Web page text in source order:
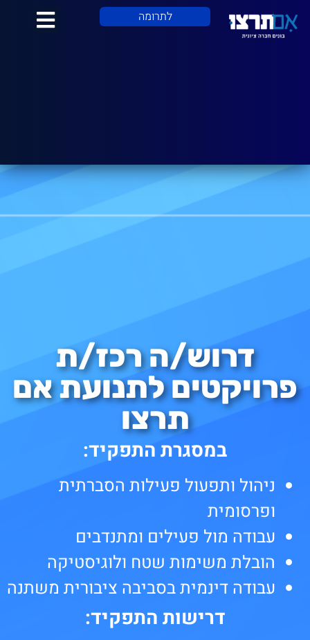
לתרומה
דרוש/ה רכז/ת
פרויקטים לתנועת אם
תרצו
במסגרת התפקיד:
ניהול ותפעול פעילות הסברתית
ופרסומית
עבודה מול פעילים ומתנדבים
הובלת משימות שטח ולוגיסטיקה
עבודה דינמית בסביבה ציבורית משתנה
דרישות התפקיד: